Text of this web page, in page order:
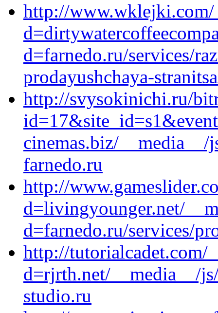
http://www.wklejki.com/
d=farnedo.ru/services/
prodayushchaya-
http://svysokinichi.ru/
cinemas.biz/
farnedo.ru
http://
d=livingyounger.net/
d=farnedo.ru/services/
http://tutorialcadet.com/
d=rjrth.net/__media__/
studio.ru